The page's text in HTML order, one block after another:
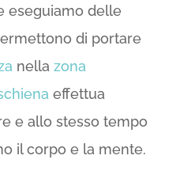
eseguiamo delle
di portare
nella zona
effettua
e allo stesso tempo
il corpo e la mente.